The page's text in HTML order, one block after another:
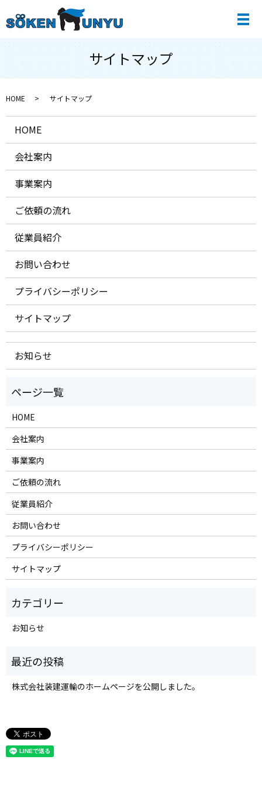
メ
サイトマップ
HOME サイトマップ
HOME
会社案内
事業案内
ご依頼の流れ
従業員紹介
お問い合わせ
プライバシーポリシー
サイトマップ
お知らせ
HOME
会社案内
事業案内
ご依頼の流れ
従業員紹介
お問い合わせ
プライバシーポリシー
サイトマップ
お知らせ
株式会社装建運輸のホームページを公開しました。